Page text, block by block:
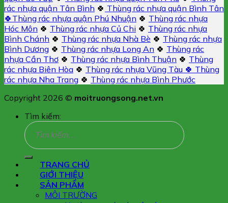
rác nhựa quận Tân Bình 🍀 Thùng rác nhựa quận Bình Tân
🍀 Thùng rác nhựa quận Phú Nhuận 🍀 Thùng rác nhựa
Hóc Môn 🍀 Thùng rác nhựa Củ Chi 🍀 Thùng rác nhựa
Bình Chánh 🍀 Thùng rác nhựa Nhà Bè 🍀 Thùng rác nhựa
Bình Dương 🍀 Thùng rác nhựa Long An 🍀 Thùng rác
nhựa Cần Thơ 🍀 Thùng rác nhựa Bình Thuận 🍀 Thùng
rác nhựa Biên Hòa 🍀 Thùng rác nhựa Vũng Tàu 🍀 Thùng
rác nhựa Nha Trang 🍀 Thùng rác nhựa Bình Phước
Copyright 2026 © moitruongsong.net.vn
Tìm kiếm:
TRANG CHỦ
GIỚI THIỆU
SẢN PHẨM
MÔI TRƯỜNG